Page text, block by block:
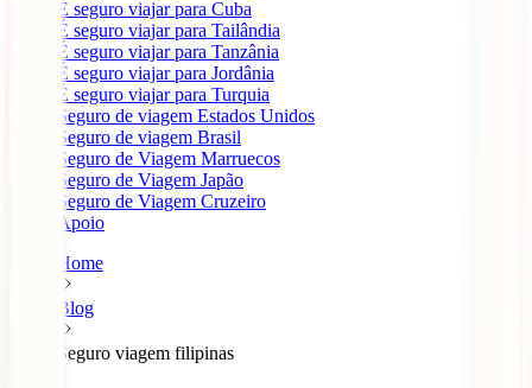
É seguro viajar para Cuba
É seguro viajar para Tailândia
É seguro viajar para Tanzânia
É seguro viajar para Jordânia
É seguro viajar para Turquia
Seguro de viagem Estados Unidos
Seguro de viagem Brasil
Seguro de Viagem Marruecos
Seguro de Viagem Japão
Seguro de Viagem Cruzeiro
Apoio
Home
Blog
Seguro viagem filipinas